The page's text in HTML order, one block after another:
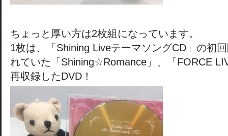
ちょっと厚い方は2枚組になっています。
1枚は、「Shining LiveテーマソングCD」の初
れていた「Shining☆Romance」、「FORCE
再収録したDVD！